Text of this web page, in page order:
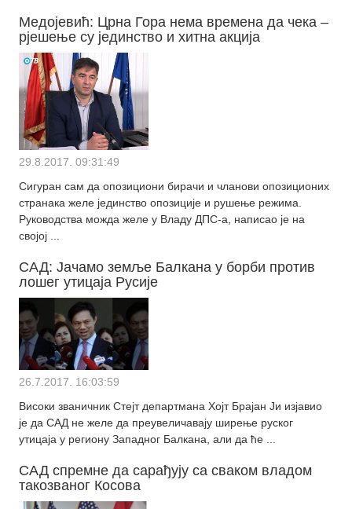
Медојевић: Црна Гора нема времена да чека –
рјешење су јединство и хитна акција
29.8.2017. 09:31:49
Сигуран сам да опозициони бирачи и чланови опозиционих
странака желе јединство опозиције и рушење режима.
Руководства можда желе у Владу ДПС-а, написао је на
својој ...
САД: Јачамо земље Балкана у борби против
лошег утицаја Русије
26.7.2017. 16:03:59
Високи званичник Стејт департмана Хојт Брајан Ји изјавио
је да САД не желе да преувеличавају ширење руског
утицаја у региону Западног Балкана, али да ће ...
САД спремне да сарађују са сваком владом
такозваног Косова